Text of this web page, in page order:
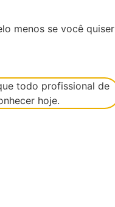
menos se você quiser